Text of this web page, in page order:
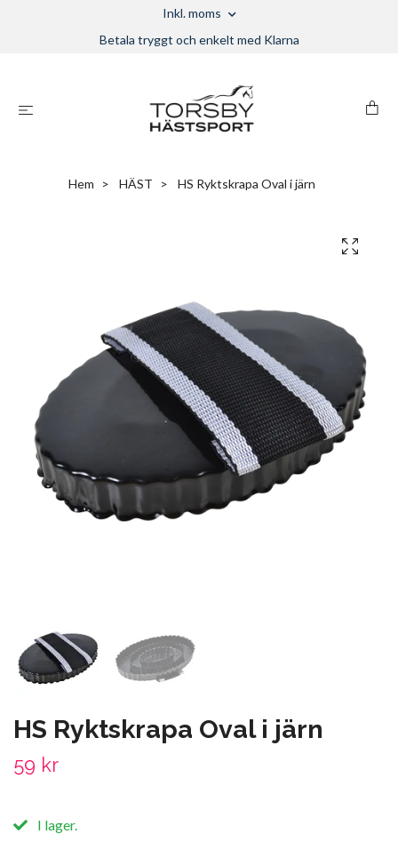
Inkl. moms
Betala tryggt och enkelt med Klarna
Hem HÄST HS Ryktskrapa Oval i järn
HS Ryktskrapa Oval i järn
59 kr
I lager.